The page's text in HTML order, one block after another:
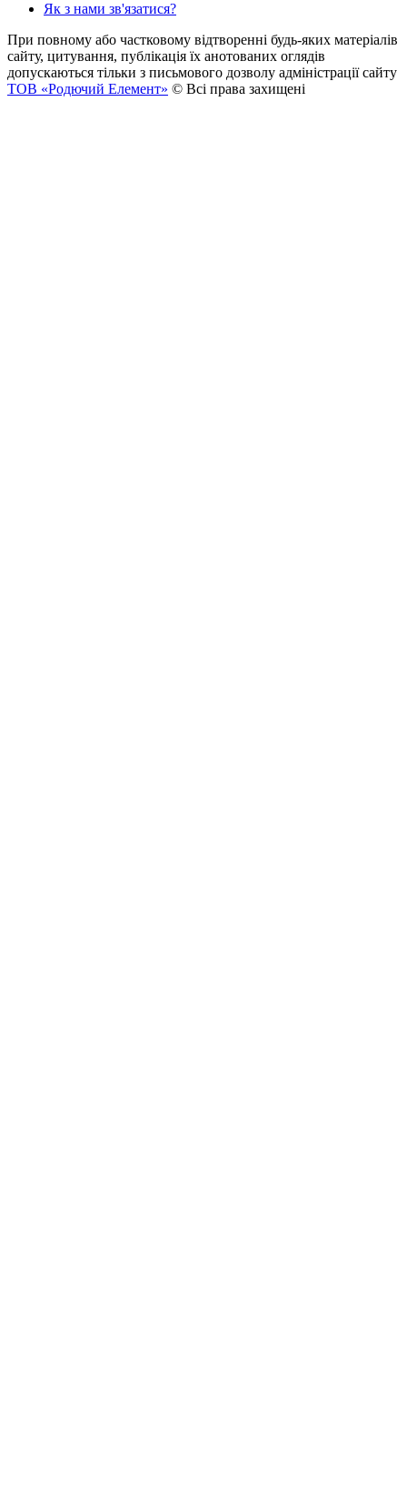
Як з нами зв'язатися?
При повному або частковому відтворенні будь-яких матеріалів
сайту, цитування, публікація їх анотованих оглядів
допускаються тільки з письмового дозволу адміністрації сайту
ТОВ «Родючий Елемент» © Всі права захищені